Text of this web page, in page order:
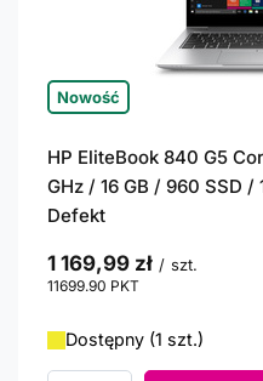
Nowość
HP EliteBook 840 G5
GHz / 16 GB / 960 SSD
Defekt
1 169,99 zł / szt.
11699.90 PKT
Dostępny (1 szt.)